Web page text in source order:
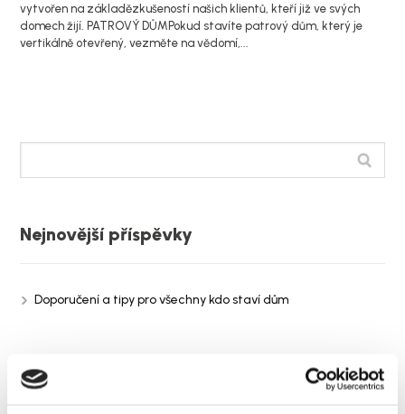
vytvořen na základězkušeností našich klientů, kteří již ve svých
domech žijí. PATROVÝ DŮMPokud stavíte patrový dům, který je
vertikálně otevřený, vezměte na vědomí,...
Nejnovější příspěvky
Doporučení a tipy pro všechny kdo staví dům
Rubriky